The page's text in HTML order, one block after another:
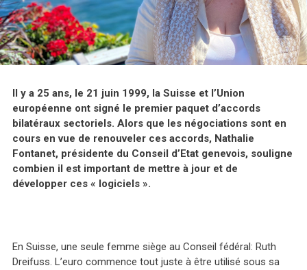
Il y a 25 ans, le 21 juin 1999, la Suisse et l’Union
européenne ont signé le premier paquet d’accords
bilatéraux sectoriels. Alors que les négociations sont en
cours en vue de renouveler ces accords, Nathalie
Fontanet, présidente du Conseil d’Etat genevois, souligne
combien il est important de mettre à jour et de
développer ces « logiciels ».
En Suisse, une seule femme siège au Conseil fédéral: Ruth
Dreifuss. L’euro commence tout juste à être utilisé sous sa